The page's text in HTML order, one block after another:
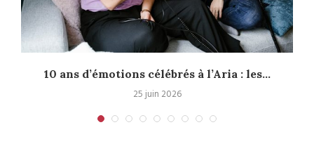
10 ans d’émotions célébrés à l’Aria : les...
25 juin 2026